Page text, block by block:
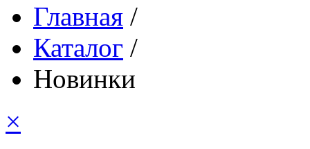
Главная /
Каталог /
Новинки
×